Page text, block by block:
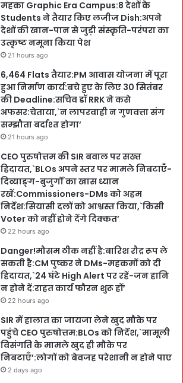
महका Graphic Era Campus:8 देशों के
Students ने तैयार किए लजीज Dish:अपने
देशों की खान-पान से जुड़ी संस्कृति-परंपरा का
उत्कृष्ट नमूना किया पेश
21 hours ago
6,464 Flats तैयार:PM आवास योजना में पूरा
हुआ निर्माण कार्य:बचे हुए के लिए 30 सितंबर
की Deadline:सचिव डॉ RRK ने कसे
अफसर:चेताया,`न लापरवाही न गुणवत्ता संग
सम्झौता बर्दाश्त होगा’
21 hours ago
CEO पुरुषोत्तम की SIR बवाल पर सख्त
हिदायत,`BLOs अपने स्तर पर मामले निबटाएँ-
दिव्याङ्ग-बुजुर्गों का खास ध्यान
रखें:Commissioners-DMs को अहम
निर्देश:सियासी दलों को आश्वस्त किया,`किसी
Voter को नहीं होने देंगे दिक्कत’
22 hours ago
Danger!मौसम ठीक नहीं है:बारिश रौद्र रूप ले
सकती है:CM पुष्कर ने DMs-महकमों को दी
हिदायत,`24 घंटे High Alert पर रहें-जन हानि
न होने दें:राहत कार्य फौरन शुरू हों’
22 hours ago
SIR में हालात का जायजा लेने खुद मौके पर
पहुंचे CEO पुरुषोत्तम:BLOs को निर्देश,`मामूली
विसंगति के मामले खुद ही मौके पर
निबटाएँ’:लोगों को बेवजह परेशानी न होने पाए
2 days ago